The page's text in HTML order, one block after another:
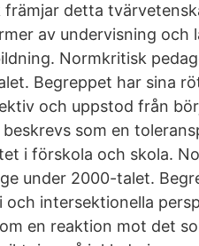
detta
av undervisning och
Normkritisk
Begreppet har sina
och uppstod från
som en
i förskola och skola.
under 2000-talet.
och intersektionella
en reaktion mot det